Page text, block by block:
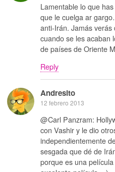
Lamentable lo que
que le cuelga ar
anti-Irán. Jamás verás
cuando se les acaban
de países de Oriente
Reply
Andresito
12 febrero 2013
@Carl Panzram:
con Vashir y le dio
independientemente
sesgada que dé de
porque es una